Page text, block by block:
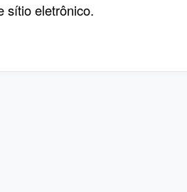
sítio eletrônico.